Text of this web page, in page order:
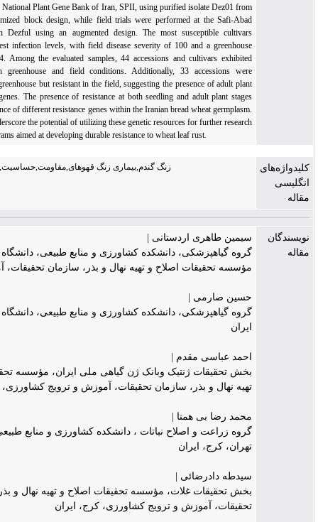
department and the National Plant Gene Bank of Iran, SPII, using purified isolate Dez01
Dezful in a randomized block design, while field trials were performed at the Safi-
research station in Dezful using an augmented design. The most susceptible
exhibited the highest infection levels, with field disease severity of 100 and a
infection type of 4. Among the evaluated samples, 44 accessions and cultivars
resistance in both greenhouse and field conditions. Additionally, 33 accessions
susceptible in the greenhouse but resistant in the field, suggesting the presence of adult
resistance (APR) genes. The presence of resistance at both seedling and adult plant
indicates the existence of different resistance genes within the Iranian bread wheat
These findings underscore the potential of utilizing these genetic resources for further
and breeding programs aimed at developing durable resistance to wheat leaf rust
زنگ گندم,بیماری زنگ قهوهای,مقاومت,حساسیت,نمونه ژنتیکی گندم
طاهری اردستانی |
گیاهپزشکی، دانشکده کشاورزی و منابع طبیعی، دانشگاه تهران،
تحقیقات اصلاح و تهیه نهال و بذر، سازمان تحقیقات، آموزش و ترویج
گیاهپزشکی، دانشکده کشاورزی و منابع طبیعی، دانشگاه تهران، کرج،
عباسی مقدم |
تحقیقات ژنتیک وبانک ژن گیاهی ملی ایران، مؤسسه تحقیقات اصلاح و
نهال و بذر، سازمان تحقیقات، آموزش و ترویج کشاورزی، کرج، ایران
رضا بی همتا |
زراعت و اصلاح نباتات ، دانشکده کشاورزی و منابع طبیعی، دانشگاه
کرج، ایران
دادرضائی |
تحقیقات غلات، مؤسسه تحقیقات اصلاح و تهیه نهال و بذر، سازمان
آموزش و ترویج کشاورزی، کرج، ایران